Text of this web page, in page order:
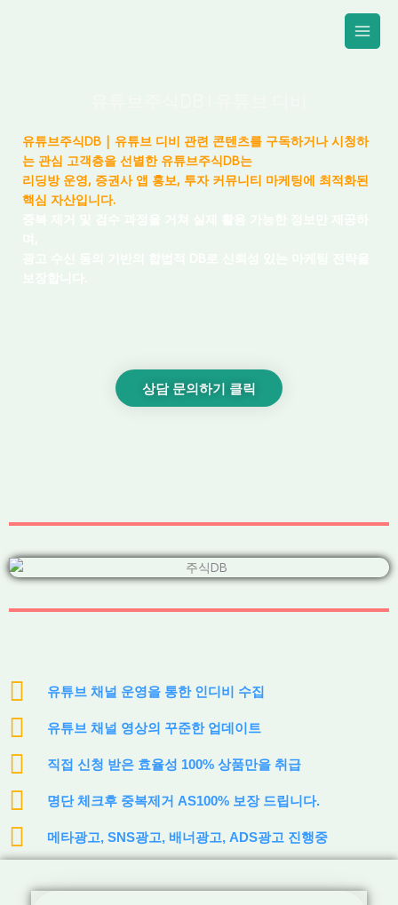
유튜브주식DB | 유튜브 디비 관련 콘텐츠를 구독하거나 시청하
는 관심 고객층을 선별한 유튜브주식DB는
리딩방 운영, 증권사 앱 홍보, 투자 커뮤니티 마케팅에 최적화된
핵심 자산입니다.
상담 문의하기 클릭
유튜브 채널 운영을 통한 인디비 수집
유튜브 채널 영상의 꾸준한 업데이트
직접 신청 받은 효율성 100% 상품만을 취급
명단 체크후 중복제거 AS100% 보장 드립니다.
메타광고, SNS광고, 배너광고, ADS광고 진행중